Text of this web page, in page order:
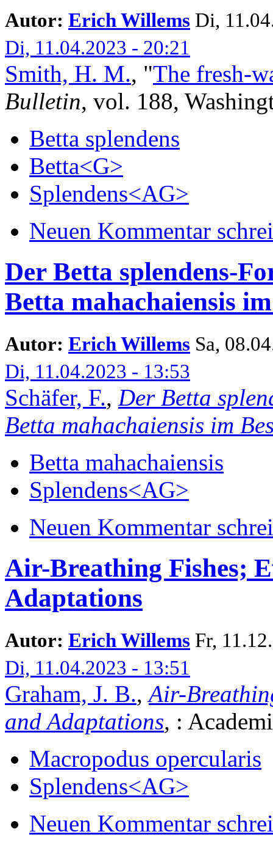
Autor: Erich Willems Di,
Di, 11.04.2023 - 20:21
Smith, H. M., "The fresh-
Bulletin, vol. 188,
Betta splendens
Betta<G>
Splendens<AG>
Neuen Kommentar
Der Betta splendens-
Betta mahachaiensis
Autor: Erich Willems Sa,
Di, 11.04.2023 - 13:53
Schäfer, F., Der Betta
Betta mahachaiensis im
Betta mahachaiensis
Splendens<AG>
Neuen Kommentar
Air-Breathing Fishes;
Adaptations
Autor: Erich Willems Fr,
Di, 11.04.2023 - 13:51
Graham, J. B.,Air-
and Adaptations, :
Macropodus opercularis
Splendens<AG>
Neuen Kommentar